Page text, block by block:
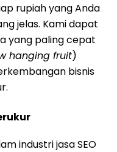
rupiah yang Anda
jelas. Kami dapat
yang paling cepat
hanging fruit)
bisnis
industri jasa SEO